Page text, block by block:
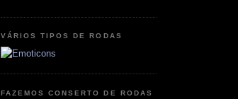
VÁRIOS TIPOS DE RODAS
FAZEMOS CONSERTO DE RODAS